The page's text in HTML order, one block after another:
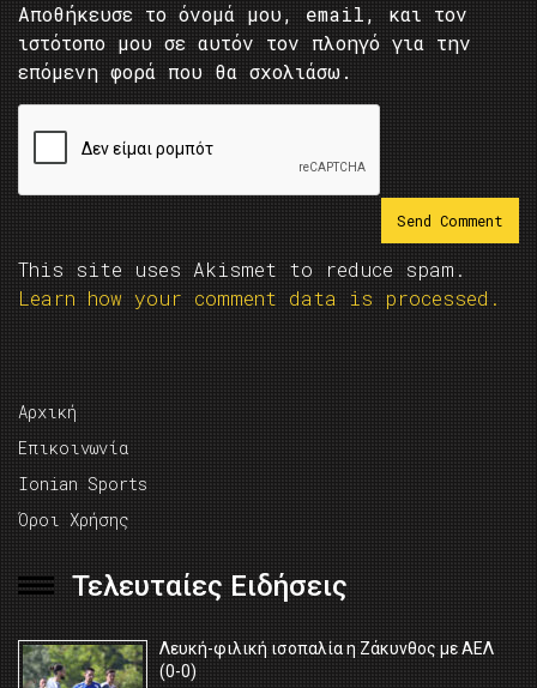
Αποθήκευσε το όνομά μου, email, και τον
ιστότοπο μου σε αυτόν τον πλοηγό για την
επόμενη φορά που θα σχολιάσω.
This site uses Akismet to reduce spam.
Learn how your comment data is processed.
Αρχική
Επικοινωνία
Ionian Sports
Όροι Χρήσης
Τελευταίες Ειδήσεις
Λευκή-φιλική ισοπαλία η Ζάκυνθος με ΑΕΛ
(0-0)